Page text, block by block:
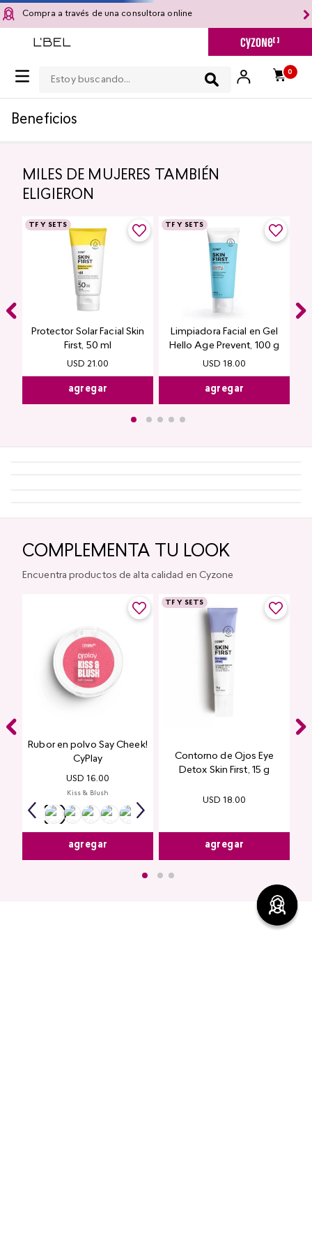
Compra a través de una consultora online
0
Beneficios
MILES DE MUJERES TAMBIÉN
ELIGIERON
TF Y SETS
Protector Solar Facial Skin
First, 50 ml
USD 21.00
agregar
TF Y SETS
Limpiadora Facial en Gel
Hello Age Prevent, 100 g
USD 18.00
agregar
COMPLEMENTA TU LOOK
Encuentra productos de alta calidad en Cyzone
Rubor en polvo Say Cheek!
CyPlay
USD 16.00
Kiss & Blush
agregar
TF Y SETS
Contorno de Ojos Eye
Detox Skin First, 15 g
USD 18.00
agregar